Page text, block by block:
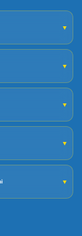
▼
▼
▼
▼
▼